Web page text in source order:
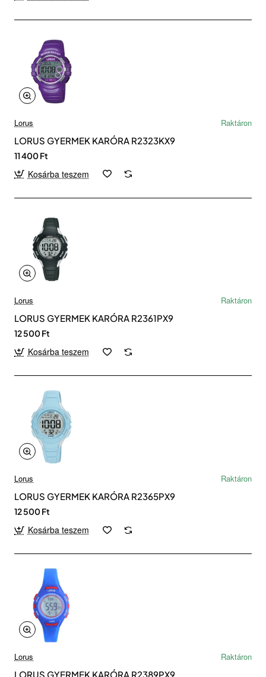
Lorus
Raktáron
LORUS GYERMEK KARÓRA R2323KX9
11 400 Ft
Kosárba teszem
Lorus
Raktáron
LORUS GYERMEK KARÓRA R2361PX9
12 500 Ft
Kosárba teszem
Lorus
Raktáron
LORUS GYERMEK KARÓRA R2365PX9
12 500 Ft
Kosárba teszem
Lorus
Raktáron
LORUS GYERMEK KARÓRA R2389PX9